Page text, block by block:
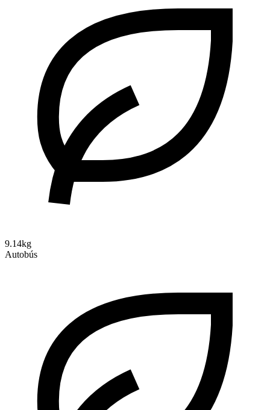
9.14kg
Autobús